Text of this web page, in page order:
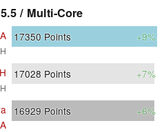
/ Multi-Core
17350 Points +9%
17028 Points +7%
16929 Points +6%